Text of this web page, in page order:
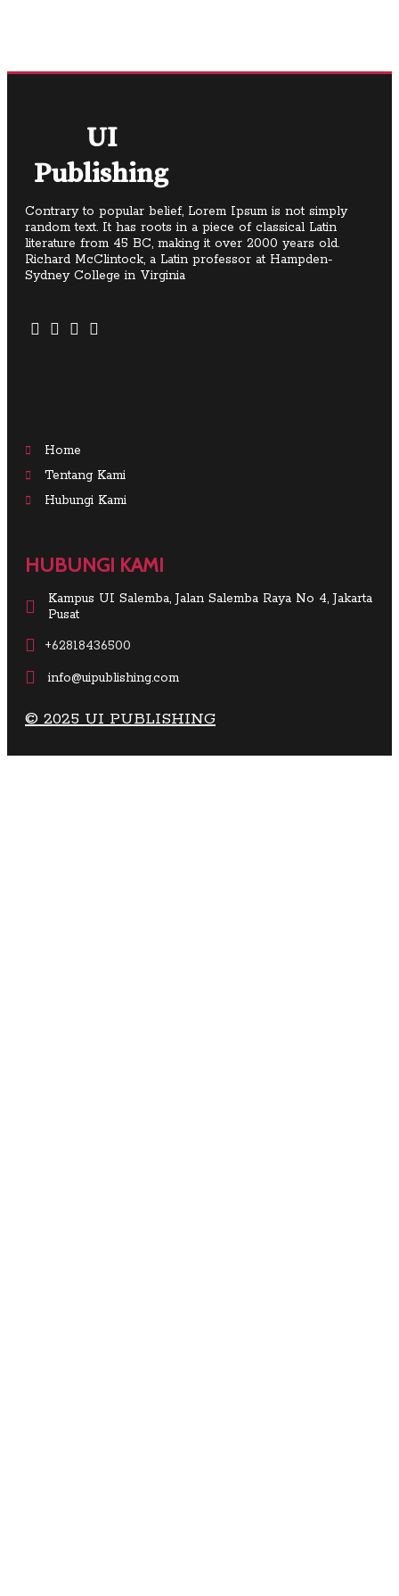
UI
Publishing
Contrary to popular belief, Lorem Ipsum is not simply
random text. It has roots in a piece of classical Latin
literature from 45 BC, making it over 2000 years old.
Richard McClintock, a Latin professor at Hampden-
Sydney College in Virginia
Home
Tentang Kami
Hubungi Kami
HUBUNGI KAMI
Kampus UI Salemba, Jalan Salemba Raya No 4, Jakarta
Pusat
+62818436500
info@uipublishing.com
© 2025 UI PUBLISHING